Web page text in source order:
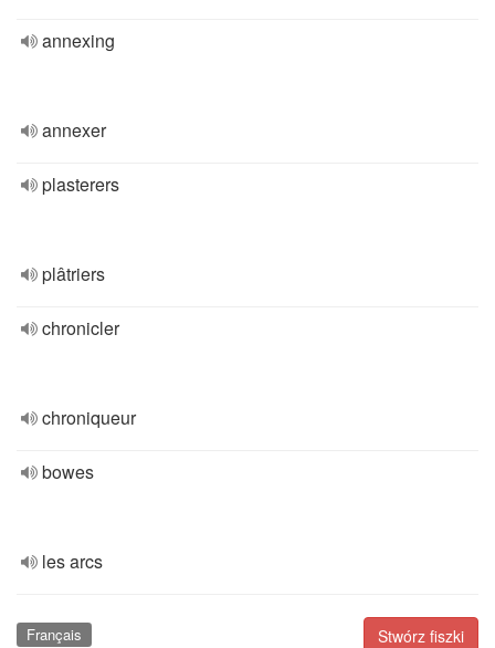
annexing
annexer
plasterers
plâtriers
chronicler
chroniqueur
bowes
les arcs
Stwórz fiszki
Français